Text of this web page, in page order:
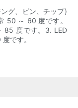
グ、ピン、チップ)
50 ～ 60 度です。
85 度です。3. LED
です。